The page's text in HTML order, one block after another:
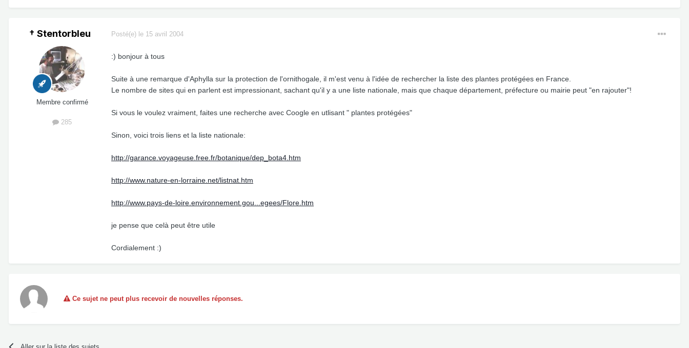
† Stentorbleu
Membre confirmé
285
Posté(e) le 15 avril 2004
:) bonjour à tous
Suite à une remarque d'Aphylla sur la protection de l'ornithogale, il m'est venu à l'idée de rechercher la liste des plantes protégées en France.
Le nombre de sites qui en parlent est impressionant, sachant qu'il y a une liste nationale, mais que chaque département, préfecture ou mairie peut "en rajouter"!
Si vous le voulez vraiment, faites une recherche avec Coogle en utlisant " plantes protégées"
Sinon, voici trois liens et la liste nationale:
http://garance.voyageuse.free.fr/botanique/dep_bota4.htm
http://www.nature-en-lorraine.net/listnat.htm
http://www.pays-de-loire.environnement.gou...egees/Flore.htm
je pense que celà peut être utile
Cordialement :)
Ce sujet ne peut plus recevoir de nouvelles réponses.